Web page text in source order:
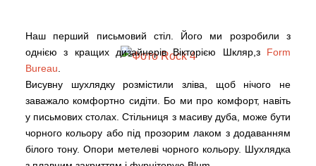
Наш перший письмовий стіл. Його ми розробили з
однією з кращих дизайнерів Вікторією Шкляр,з Form
Bureau
Висувну шухлядку розмістили зліва, щоб нічого не
заважало комфортно сидіти. Бо ми про комфорт, навіть
у письмових столах. Стільниця з масиву дуба, може бути
чорного кольору або під прозорим лаком з додаванням
білого тону. Опори метелеві чорного кольору. Шухлядка